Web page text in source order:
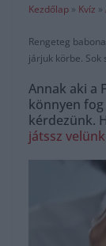
Kezdőlap » Kvíz »
Rengeteg
járjuk körbe. Sok
Annak aki a
könnyen
kérdezünk.
játssz